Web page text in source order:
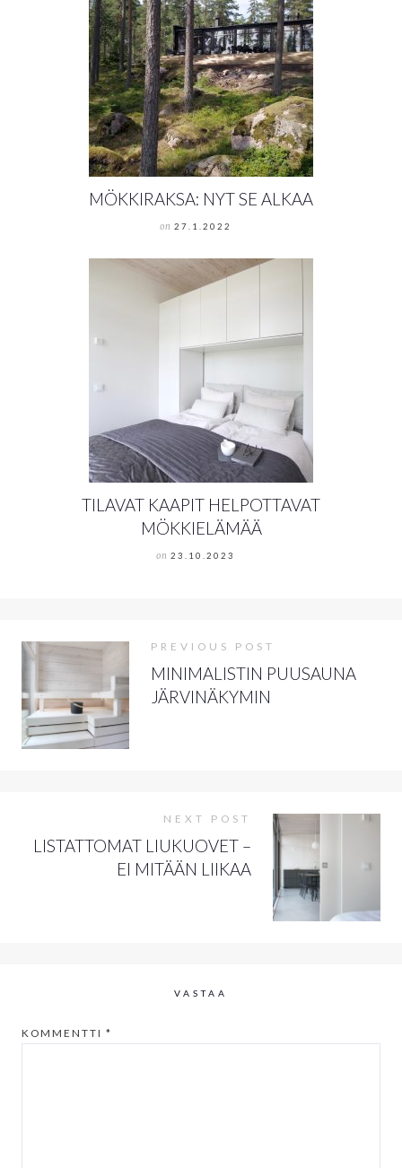
MÖKKIRAKSA: NYT SE ALKAA
on 27.1.2022
TILAVAT KAAPIT HELPOTTAVAT
MÖKKIELÄMÄÄ
on 23.10.2023
PREVIOUS POST
MINIMALISTIN PUUSAUNA
JÄRVINÄKYMIN
NEXT POST
LISTATTOMAT LIUKUOVET –
EI MITÄÄN LIIKAA
VASTAA
KOMMENTTI *